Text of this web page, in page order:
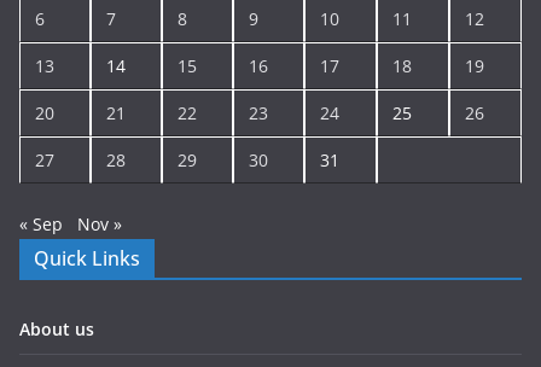
6 7 8 9 10 11 12
13 14 15 16 17 18 19
20 21 22 23 24 25 26
27 28 29 30 31
« Sep Nov »
Quick Links
About us